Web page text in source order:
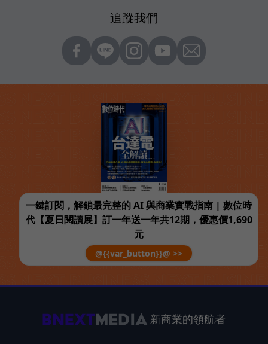
追蹤我們
一鍵訂閱，解鎖最完整的 AI 與商業實戰指南 | 數位時
代【夏日閱讀展】訂一年送一年共12期，優惠價1,690
元
@{{var_button}}@ >>
新商業的領航者